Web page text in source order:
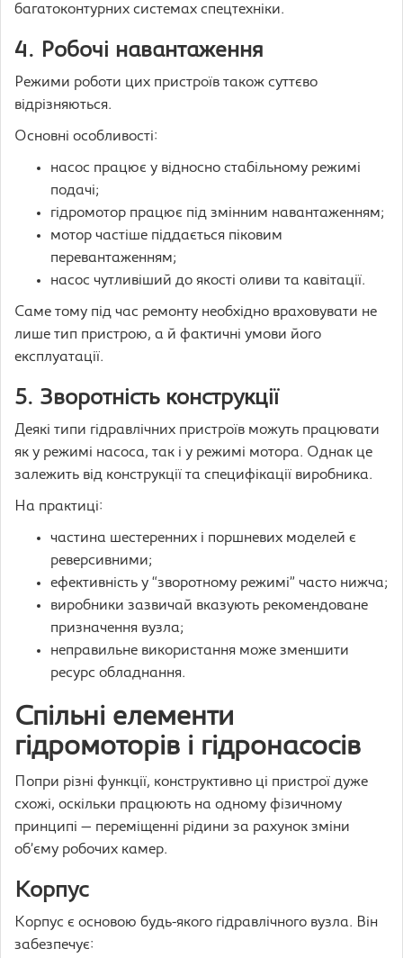
багатоконтурних системах спецтехніки.
4. Робочі навантаження
Режими роботи цих пристроїв також суттєво
відрізняються.
Основні особливості:
насос працює у відносно стабільному режимі
подачі;
гідромотор працює під змінним навантаженням;
мотор частіше піддається піковим
перевантаженням;
насос чутливіший до якості оливи та кавітації.
Саме тому під час ремонту необхідно враховувати не
лише тип пристрою, а й фактичні умови його
експлуатації.
5. Зворотність конструкції
Деякі типи гідравлічних пристроїв можуть працювати
як у режимі насоса, так і у режимі мотора. Однак це
залежить від конструкції та специфікації виробника.
На практиці:
частина шестеренних і поршневих моделей є
реверсивними;
ефективність у “зворотному режимі” часто нижча;
виробники зазвичай вказують рекомендоване
призначення вузла;
неправильне використання може зменшити
ресурс обладнання.
Спільні елементи
гідромоторів і гідронасосів
Попри різні функції, конструктивно ці пристрої дуже
схожі, оскільки працюють на одному фізичному
принципі — переміщенні рідини за рахунок зміни
об’єму робочих камер.
Корпус
Корпус є основою будь-якого гідравлічного вузла. Він
забезпечує: